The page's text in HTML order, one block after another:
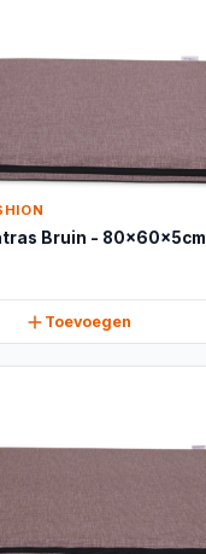
Bruin - 80x60x5cm
Toevoegen